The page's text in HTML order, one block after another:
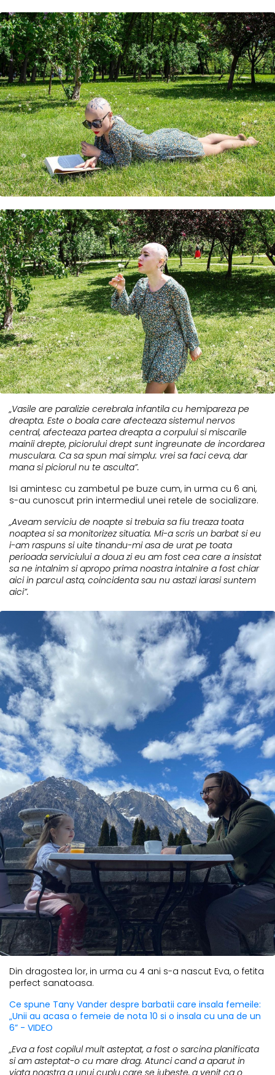
„Vasile are paralizie cerebrala infantila cu hemipareza pe
dreapta. Este o boala care afecteaza sistemul nervos
central, afecteaza partea dreapta a corpului si miscarile
mainii drepte, piciorului drept sunt ingreunate de incordarea
musculara. Ca sa spun mai simplu: vrei sa faci ceva, dar
mana si piciorul nu te asculta”.
Isi amintesc cu zambetul pe buze cum, in urma cu 6 ani,
s-au cunoscut prin intermediul unei retele de socializare.
„Aveam serviciu de noapte si trebuia sa fiu treaza toata
noaptea si sa monitorizez situatia. Mi-a scris un barbat si eu
i-am raspuns si uite tinandu-mi asa de urat pe toata
perioada serviciului a doua zi eu am fost cea care a insistat
sa ne intalnim si apropo prima noastra intalnire a fost chiar
aici in parcul asta, coincidenta sau nu astazi iarasi suntem
aici”.
Din dragostea lor, in urma cu 4 ani s-a nascut Eva, o fetita
perfect sanatoasa.
Ce spune Tany Vander despre barbatii care insala femeile:
„Unii au acasa o femeie de nota 10 si o insala cu una de un
6” - VIDEO
„Eva a fost copilul mult asteptat, a fost o sarcina planificata
si am asteptat-o cu mare drag. Atunci cand a aparut in
viata noastra a unui cuplu care se iubeste, a venit ca o